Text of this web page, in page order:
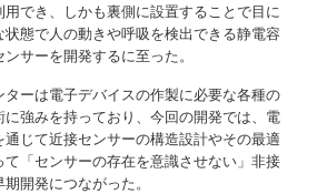
用でき、しかも裏側に設置することで目に
態で人の動きや呼吸を検出できる静電容
サーを開発するに至った。
ーは電子デバイスの作製に必要な各種の
に強みを持っており、今回の開発では、電
じて近接センサーの構造設計やその最適
「センサーの存在を意識させない」非接
開発につながった。